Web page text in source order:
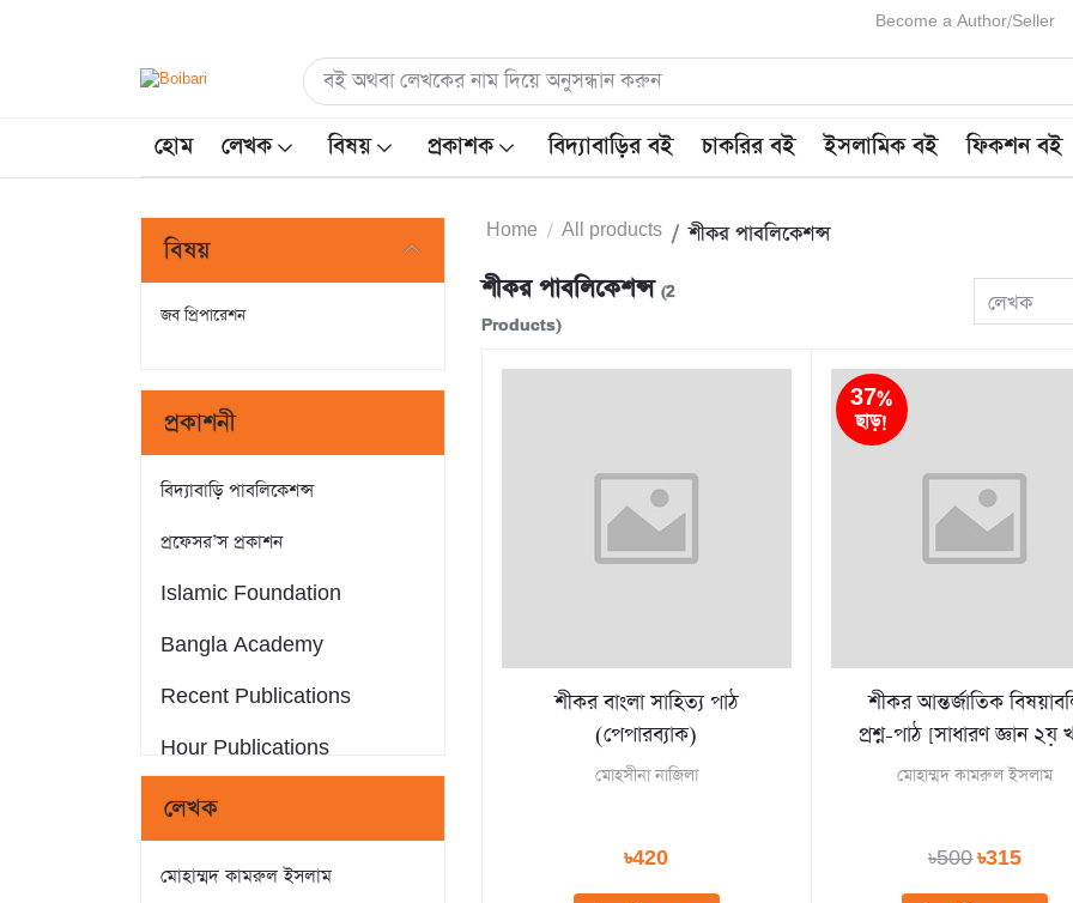
Become a Author/Seller
হোম লেখক বিষয় প্রকাশক বিদ্যাবাড়ির বই চাকরির বই ইসলামিক বই ফিকশন বই
বিষয়
জব প্রিপারেশন
প্রকাশনী
বিদ্যাবাড়ি পাবলিকেশন্স
প্রফেসর’স প্রকাশন
Islamic Foundation
Bangla Academy
Recent Publications
Hour Publications
Eminent Publications
লেখক
মোহাম্মদ কামরুল ইসলাম
Home All products শীকর পাবলিকেশন্স
শীকর পাবলিকেশন্স (2
Products)
লেখক
শীকর বাংলা সাহিত্য পাঠ
(পেপারব্যাক)
মােহসীনা নাজিলা
৳420
37%
ছাড়!
শীকর আন্তর্জাতিক
প্রশ্ন-পাঠ [সাধারণ জ্ঞান ২য়
মোহাম্মদ কামরুল ইসলাম
৳500৳315